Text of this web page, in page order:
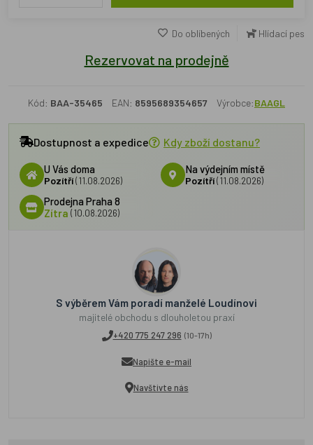
Do oblíbených Hlídací pes
Rezervovat na prodejně
Kód: BAA-35465 EAN: 8595689354657 Výrobce:BAAGL
Dostupnost a expedice Kdy zboží dostanu?
U Vás doma
Pozítří(11.08.2026)
Na výdejním místě
Pozítří (11.08.2026)
Prodejna Praha 8
Zítra (10.08.2026)
S výběrem Vám poradí manželé Loudínovi
majitelé obchodu s dlouholetou praxí
+420 775 247 296 (10-17h)
Napište e-mail
Navštivte nás